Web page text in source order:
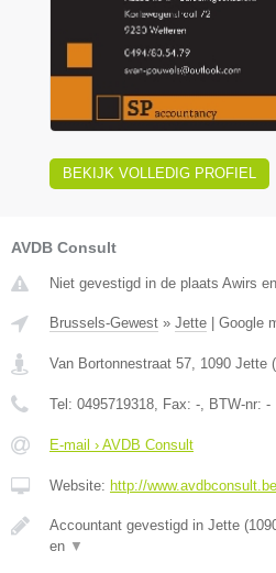
BEKIJK VOLLEDIG PROFIEL
AVDB Consult
Niet gevestigd in de plaats Awirs
Brussels-Gewest » Jette | Google
Van Bortonnestraat 57 1090 Jette (
Tel: 0495719318 , Fax: - , BTW-nr: -
E-mail › AVDB Consult
Website: http://www.avdbconsult.be
Accountant gevestigd in Jette
en ▼